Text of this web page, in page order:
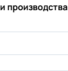
производства